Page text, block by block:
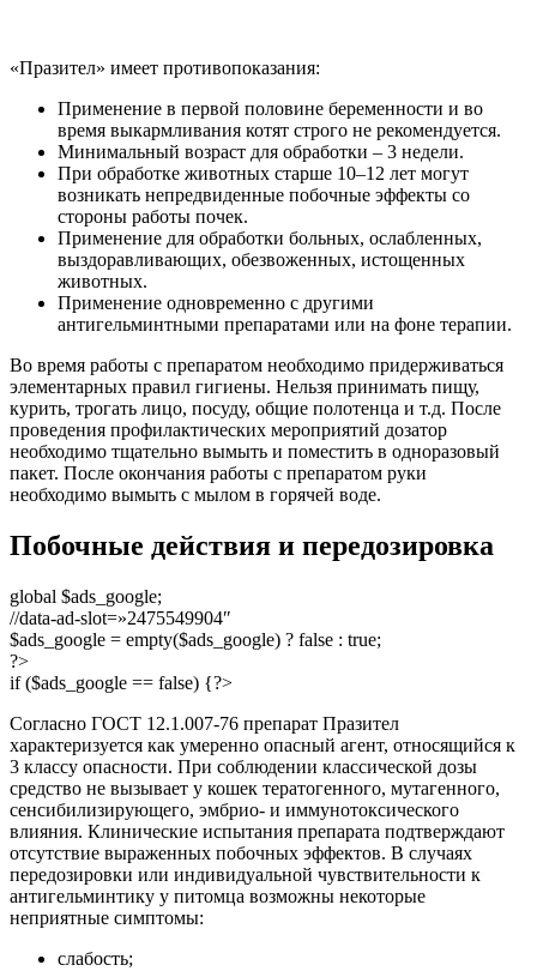
«Празител» имеет противопоказания:
Применение в первой половине беременности и во
время выкармливания котят строго не рекомендуется.
Минимальный возраст для обработки – 3 недели.
При обработке животных старше 10–12 лет могут
возникать непредвиденные побочные эффекты со
стороны работы почек.
Применение для обработки больных, ослабленных,
выздоравливающих, обезвоженных, истощенных
животных.
Применение одновременно с другими
антигельминтными препаратами или на фоне терапии.
Во время работы с препаратом необходимо придерживаться
элементарных правил гигиены. Нельзя принимать пищу,
курить, трогать лицо, посуду, общие полотенца и т.д. После
проведения профилактических мероприятий дозатор
необходимо тщательно вымыть и поместить в одноразовый
пакет. После окончания работы с препаратом руки
необходимо вымыть с мылом в горячей воде.
Побочные действия и передозировка
global $ads_google;
//data-ad-slot=»2475549904″
$ads_google = empty($ads_google) ? false : true;
?>
if ($ads_google == false) {?>
Согласно ГОСТ 12.1.007-76 препарат Празител
характеризуется как умеренно опасный агент, относящийся к
3 классу опасности. При соблюдении классической дозы
средство не вызывает у кошек тератогенного, мутагенного,
сенсибилизирующего, эмбрио- и иммунотоксического
влияния. Клинические испытания препарата подтверждают
отсутствие выраженных побочных эффектов. В случаях
передозировки или индивидуальной чувствительности к
антигельминтику у питомца возможны некоторые
неприятные симптомы:
слабость;